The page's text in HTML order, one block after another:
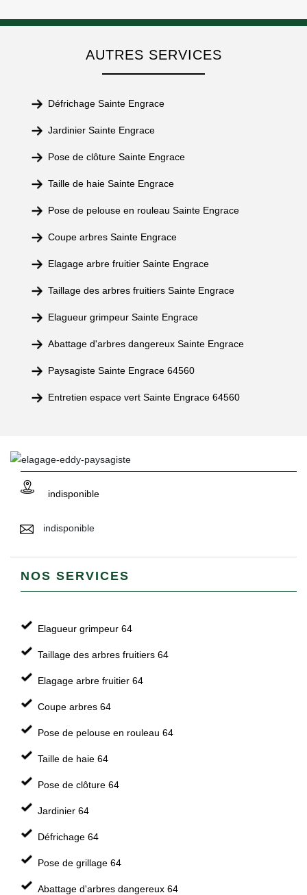
AUTRES SERVICES
Défrichage Sainte Engrace
Jardinier Sainte Engrace
Pose de clôture Sainte Engrace
Taille de haie Sainte Engrace
Pose de pelouse en rouleau Sainte Engrace
Coupe arbres Sainte Engrace
Elagage arbre fruitier Sainte Engrace
Taillage des arbres fruitiers Sainte Engrace
Elagueur grimpeur Sainte Engrace
Abattage d'arbres dangereux Sainte Engrace
Paysagiste Sainte Engrace 64560
Entretien espace vert Sainte Engrace 64560
indisponible
indisponible
NOS SERVICES
Elagueur grimpeur 64
Taillage des arbres fruitiers 64
Elagage arbre fruitier 64
Coupe arbres 64
Pose de pelouse en rouleau 64
Taille de haie 64
Pose de clôture 64
Jardinier 64
Défrichage 64
Pose de grillage 64
Abattage d'arbres dangereux 64